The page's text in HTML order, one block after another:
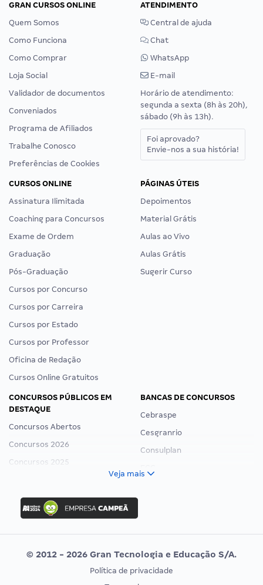
GRAN CURSOS ONLINE
Quem Somos
Como Funciona
Como Comprar
Loja Social
Validador de documentos
Conveniados
Programa de Afiliados
Trabalhe Conosco
Preferências de Cookies
ATENDIMENTO
Central de ajuda
Chat
WhatsApp
E-mail
Horário de atendimento:
segunda a sexta (8h às 20h),
sábado (9h às 13h).
Foi aprovado?
Envie-nos a sua história!
CURSOS ONLINE
Assinatura Ilimitada
Coaching para Concursos
Exame de Ordem
Graduação
Pós-Graduação
Cursos por Concurso
Cursos por Carreira
Cursos por Estado
Cursos por Professor
Oficina de Redação
Cursos Online Gratuitos
PÁGINAS ÚTEIS
Depoimentos
Material Grátis
Aulas ao Vivo
Aulas Grátis
Sugerir Curso
CONCURSOS PÚBLICOS EM
DESTAQUE
Concursos Abertos
Concursos 2026
Concursos 2025
Concurso Ibama
Concurso MPU
Editais publicados
BANCAS DE CONCURSOS
Cebraspe
Cesgranrio
Consulplan
Vunesp
CONCURSOS POR PROFISSÃO EXAME DE ORDEM
Veja mais
© 2012 - 2026 Gran Tecnologia e Educação S/A.
Política de privacidade